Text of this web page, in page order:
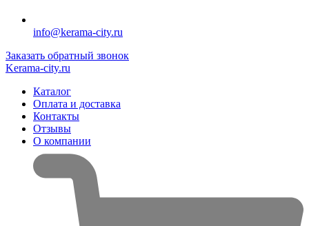
info@kerama-city.ru
Заказать обратный звонок
Kerama-city.ru
Каталог
Оплата и доставка
Контакты
Отзывы
О компании